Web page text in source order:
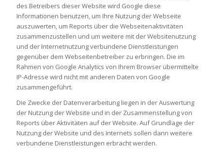
des Betreibers dieser Website wird Google diese
Informationen benutzen, um Ihre Nutzung der Webseite
auszuwerten, um Reports über die Webseitenaktivitäten
zusammenzustellen und um weitere mit der Websitenutzung
und der Internetnutzung verbundene Dienstleistungen
gegenüber dem Webseitenbetreiber zu erbringen. Die im
Rahmen von Google Analytics von Ihrem Browser übermittelte
IP-Adresse wird nicht mit anderen Daten von Google
zusammengeführt.
Die Zwecke der Datenverarbeitung liegen in der Auswertung
der Nutzung der Website und in der Zusammenstellung von
Reports über Aktivitäten auf der Website. Auf Grundlage der
Nutzung der Website und des Internets sollen dann weitere
verbundene Dienstleistungen erbracht werden.